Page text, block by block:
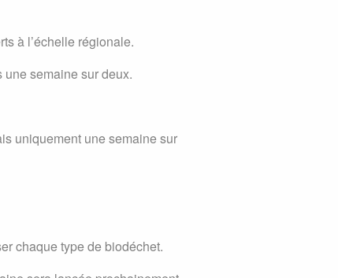
à l’échelle régionale.
une semaine sur deux.
uniquement une semaine sur
chaque type de biodéchet.